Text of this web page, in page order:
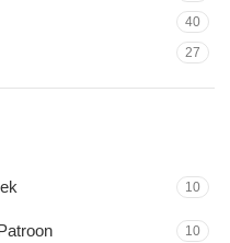
40
27
10
10